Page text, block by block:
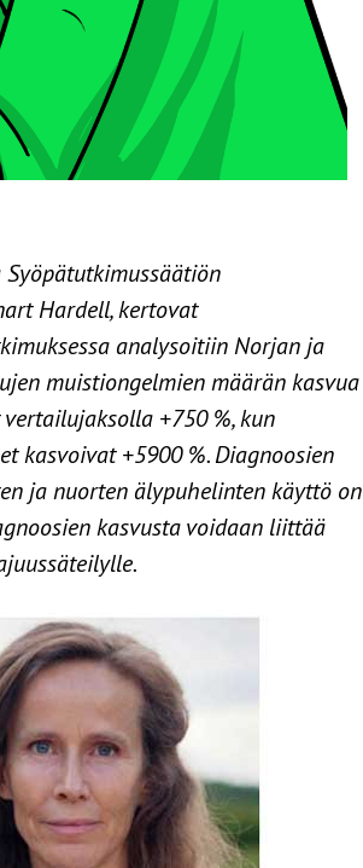
Hardell, kertovat
analysoitiin Norjan ja
muistiongelmien määrän kasvua
+750 %, kun
kasvoivat +5900 %. Diagnoosien
ja nuorten älypuhelinten käyttö on
kasvusta voidaan liittää